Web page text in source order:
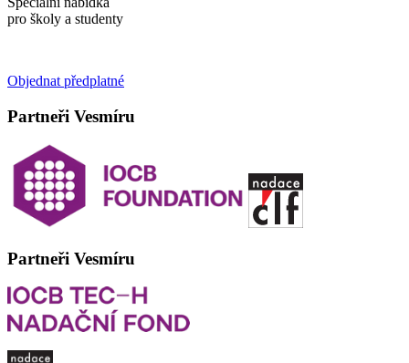
pro školy a studenty
Objednat předplatné
Partneři Vesmíru
Partneři Vesmíru